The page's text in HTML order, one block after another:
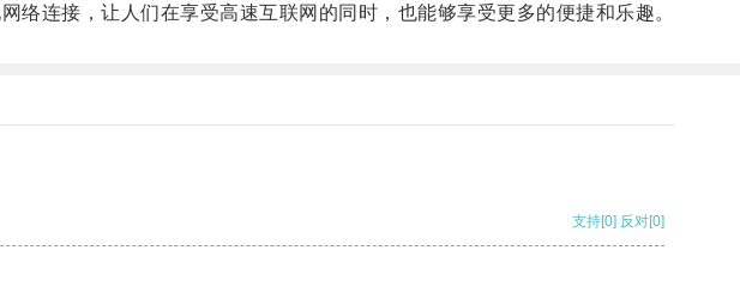
连接，让人们在享受高速互联网的同时，也能够享受更多的便捷和乐趣。
支持[0] 反对[0]